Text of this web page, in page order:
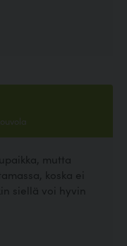
mutta
koska ei
siellä voi hyvin